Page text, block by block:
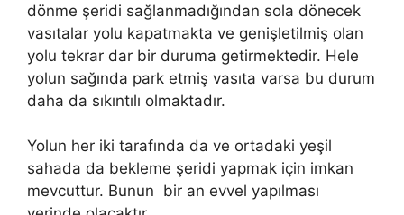
dönme şeridi sağlanmadığından sola dönecek
vasıtalar yolu kapatmakta ve genişletilmiş olan
yolu tekrar dar bir duruma getirmektedir. Hele
yolun sağında park etmiş vasıta varsa bu durum
daha da sıkıntılı olmaktadır.
Yolun her iki tarafında da ve ortadaki yeşil
sahada da bekleme şeridi yapmak için imkan
mevcuttur. Bunun bir an evvel yapılması